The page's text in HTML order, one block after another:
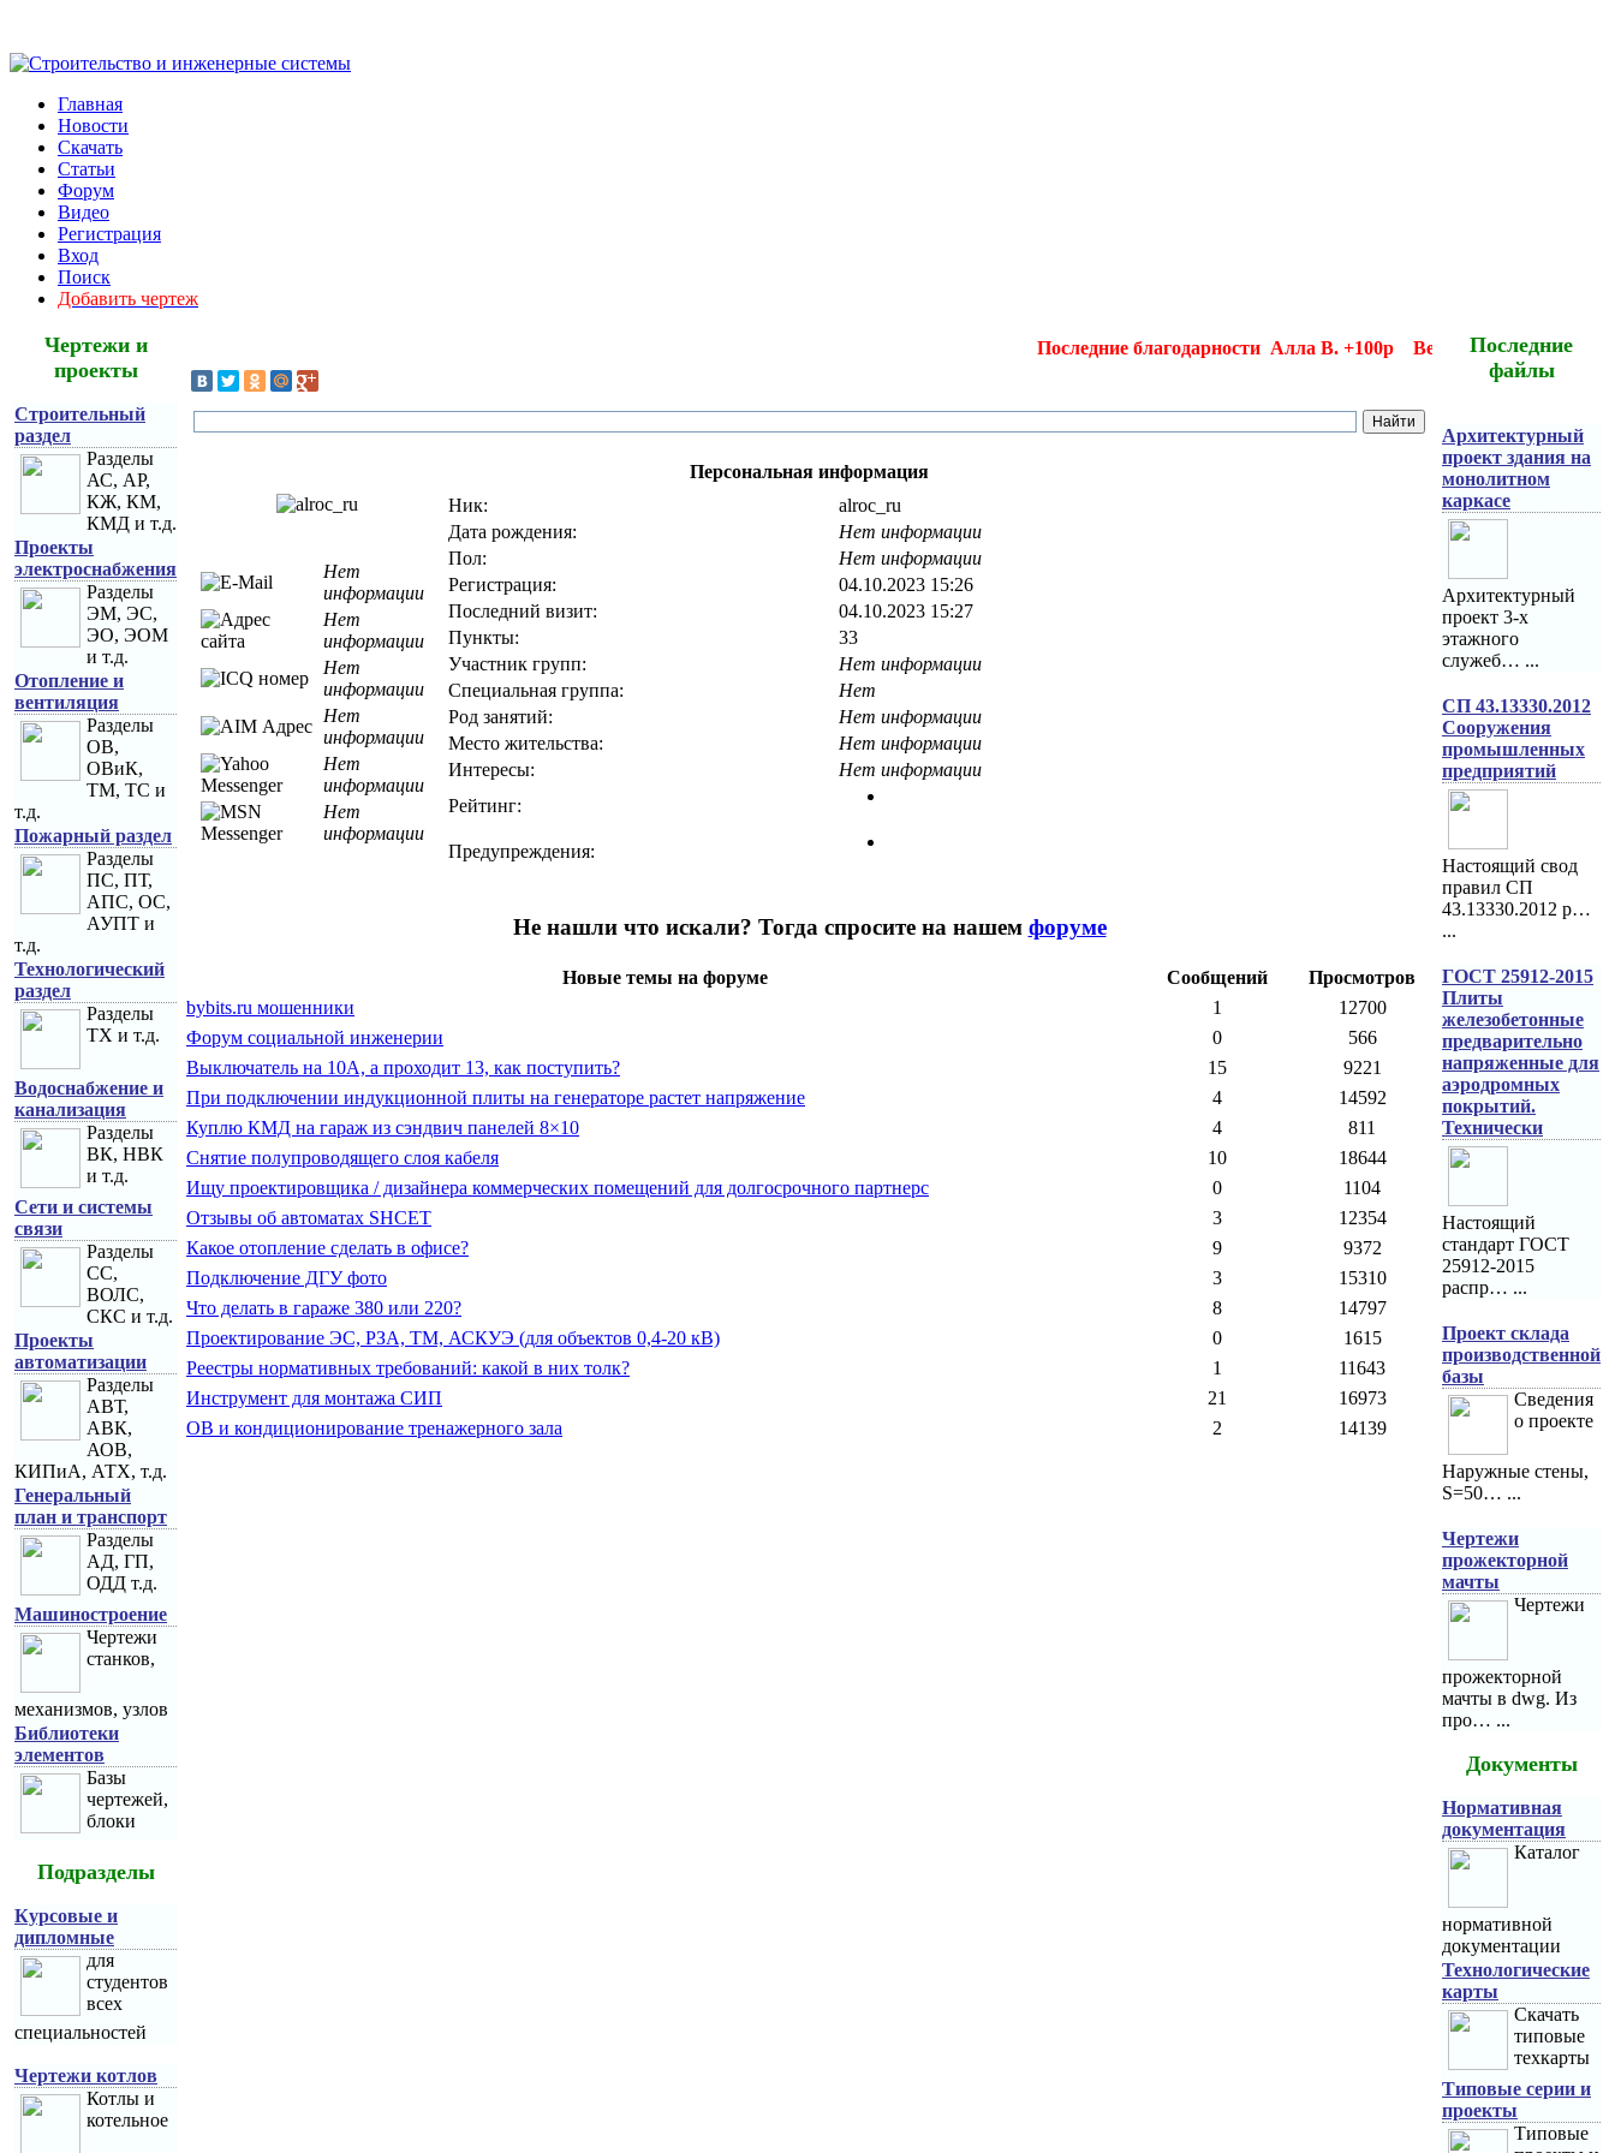
Главная
Новости
Скачать
Статьи
Форум
Видео
Регистрация
Вход
Поиск
Добавить чертеж
Чертежи и
проекты
Строительный
раздел
Разделы
АС, АР,
КЖ, КМ,
КМД и т.д.
Проекты
электроснабжения
Разделы
ЭМ, ЭС,
ЭО, ЭОМ
и т.д.
Отопление и
вентиляция
Разделы
ОВ,
ОВиК,
ТМ, ТС и
т.д.
Пожарный раздел
Разделы
ПС, ПТ,
АПС, ОС,
АУПТ и
т.д.
Технологический
раздел
Разделы
ТХ и т.д.
Водоснабжение и
канализация
Разделы
ВК, НВК
и т.д.
Сети и системы
связи
Разделы
СС,
ВОЛС,
СКС и т.д.
Проекты
автоматизации
Разделы
АВТ,
АВК,
АОВ,
КИПиА, АТХ, т.д.
Генеральный
план и транспорт
Разделы
АД, ГП,
ОДД т.д.
Машиностроение
Чертежи
станков,
механизмов, узлов
Библиотеки
элементов
Базы
чертежей,
блоки
Подразделы
Курсовые и
дипломные
для
студентов
всех
специальностей
Чертежи котлов
Котлы и
котельное
Последние благодарности Алла В. +100р Вера А +300р
Персональная информация
Ник:
alroc_ru
Дата рождения:
Нет информации
Пол:
Нет информации
Регистрация:
04.10.2023 15:26
Последний визит:
04.10.2023 15:27
Пункты:
33
Участник групп:
Нет информации
Специальная группа:
Нет
Род занятий:
Нет информации
Место жительства:
Нет информации
Интересы:
Нет информации
Рейтинг:
Предупреждения:
Нет
информации
Нет
информации
Нет
информации
Нет
информации
Нет
информации
Нет
информации
Не нашли что искали? Тогда спросите на нашем форуме
Новые темы на форуме Сообщений
Просмотров
bybits.ru мошенники
1
12700
Форум социальной инженерии
0
566
Выключатель на 10А, а проходит 13, как поступить?
15
9221
При подключении индукционной плиты на генераторе растет напряжение
4
14592
Куплю КМД на гараж из сэндвич панелей 8×10
4
811
Снятие полупроводящего слоя кабеля
10
18644
Ищу проектировщика / дизайнера коммерческих помещений для долгосрочного партнерс
0
1104
Отзывы об автоматах SHCET
3
12354
Какое отопление сделать в офисе?
9
9372
Подключение ДГУ фото
3
15310
Что делать в гараже 380 или 220?
8
14797
Проектирование ЭС, РЗА, ТМ, АСКУЭ (для объектов 0,4-20 кВ)
0
1615
Реестры нормативных требований: какой в них толк?
1
11643
Инструмент для монтажа СИП
21
16973
ОВ и кондиционирование тренажерного зала
2 14139
Последние
файлы
Архитектурный
проект здания на
монолитном
каркасе
Архитектурный
проект 3-х
этажного
служеб… ...
СП 43.13330.2012
Сооружения
промышленных
предприятий
Настоящий свод
правил СП
43.13330.2012 р…
...
ГОСТ 25912-2015
Плиты
железобетонные
предварительно
напряженные для
аэродромных
покрытий.
Технически
Настоящий
стандарт ГОСТ
25912-2015
распр… ...
Проект склада
производственной
базы
Сведения
о проекте
Наружные стены,
S=50… ...
Чертежи
прожекторной
мачты
Чертежи
прожекторной
мачты в dwg. Из
про… ...
Документы
Нормативная
документация
Каталог
нормативной
документации
Технологические
карты
Скачать
типовые
техкарты
Типовые серии и
проекты
Типовые